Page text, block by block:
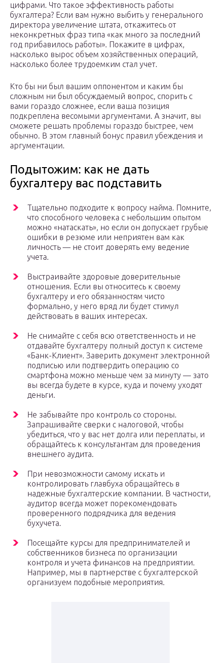
цифрами. Что такое эффективность работы
бухгалтера? Если вам нужно выбить у генерального
директора увеличение штата, откажитесь от
неконкретных фраз типа «как много за последний
год прибавилось работы». Покажите в цифрах,
насколько вырос объем хозяйственных операций,
насколько более трудоемким стал учет.
Кто бы ни был вашим оппонентом и каким бы
сложным ни был обсуждаемый вопрос, спорить с
вами гораздо сложнее, если ваша позиция
подкреплена весомыми аргументами. А значит, вы
сможете решать проблемы гораздо быстрее, чем
обычно. В этом главный бонус правил убеждения и
аргументации.
Подытожим: как не дать
бухгалтеру вас подставить
Тщательно подходите к вопросу найма. Помните,
что способного человека с небольшим опытом
можно «натаскать», но если он допускает грубые
ошибки в резюме или неприятен вам как
личность — не стоит доверять ему ведение
учета.
Выстраивайте здоровые доверительные
отношения. Если вы относитесь к своему
бухгалтеру и его обязанностям чисто
формально, у него вряд ли будет стимул
действовать в ваших интересах.
Не снимайте с себя всю ответственность и не
отдавайте бухгалтеру полный доступ к системе
«Банк-Клиент». Заверить документ электронной
подписью или подтвердить операцию со
смартфона можно меньше чем за минуту — зато
вы всегда будете в курсе, куда и почему уходят
деньги.
Не забывайте про контроль со стороны.
Запрашивайте сверки с налоговой, чтобы
убедиться, что у вас нет долга или переплаты, и
обращайтесь к консультантам для проведения
внешнего аудита.
При невозможности самому искать и
контролировать главбуха обращайтесь в
надежные бухгалтерские компании. В частности,
аудитор всегда может порекомендовать
проверенного подрядчика для ведения
бухучета.
Посещайте курсы для предпринимателей и
собственников бизнеса по организации
контроля и учета финансов на предприятии.
Например, мы в партнерстве с бухгалтерской
организуем подобные мероприятия.